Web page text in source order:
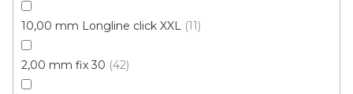
10,00 mm Longline click XXL 11
2,00 mm fix 30 42
Fix 30 (lepená) Fix 40 (lepená)